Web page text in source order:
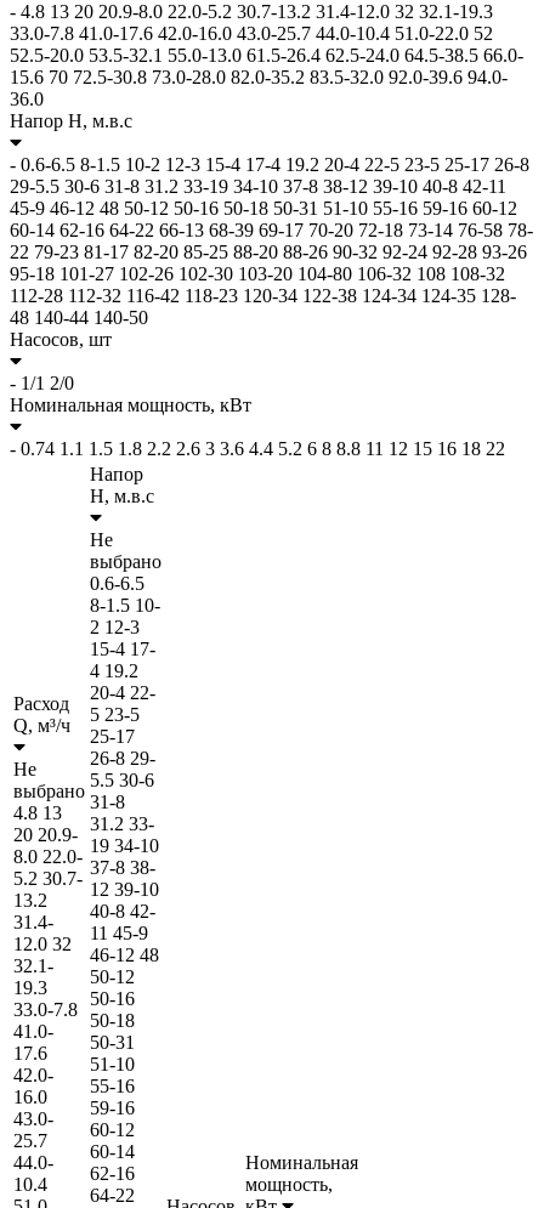
- 4.8 13 20 20.9-8.0 22.0-5.2 30.7-13.2 31.4-12.0 32 32.1-19.3
33.0-7.8 41.0-17.6 42.0-16.0 43.0-25.7 44.0-10.4 51.0-22.0 52
52.5-20.0 53.5-32.1 55.0-13.0 61.5-26.4 62.5-24.0 64.5-38.5 66.0-
15.6 70 72.5-30.8 73.0-28.0 82.0-35.2 83.5-32.0 92.0-39.6 94.0-
36.0
Напор H, м.в.с
- 0.6-6.5 8-1.5 10-2 12-3 15-4 17-4 19.2 20-4 22-5 23-5 25-17 26-8
29-5.5 30-6 31-8 31.2 33-19 34-10 37-8 38-12 39-10 40-8 42-11
45-9 46-12 48 50-12 50-16 50-18 50-31 51-10 55-16 59-16 60-12
60-14 62-16 64-22 66-13 68-39 69-17 70-20 72-18 73-14 76-58 78-
22 79-23 81-17 82-20 85-25 88-20 88-26 90-32 92-24 92-28 93-26
95-18 101-27 102-26 102-30 103-20 104-80 106-32 108 108-32
112-28 112-32 116-42 118-23 120-34 122-38 124-34 124-35 128-
48 140-44 140-50
Насосов, шт
- 1/1 2/0
Номинальная мощность, кВт
- 0.74 1.1 1.5 1.8 2.2 2.6 3 3.6 4.4 5.2 6 8 8.8 11 12 15 16 18 22
Расход
Q, м³/ч
Не
выбрано
4.8 13
20 20.9-
8.0 22.0-
5.2 30.7-
13.2
31.4-
12.0 32
32.1-
19.3
33.0-7.8
41.0-
17.6
42.0-
16.0
43.0-
25.7
44.0-
10.4
Напор
H, м.в.с
Не
выбрано
0.6-6.5
8-1.5 10-
2 12-3
15-4 17-
4 19.2
20-4 22-
5 23-5
25-17
26-8 29-
5.5 30-6
31-8
31.2 33-
19 34-10
37-8 38-
12 39-10
40-8 42-
11 45-9
46-12 48
50-12
50-16
50-18
50-31
51-10
55-16
59-16
60-12
60-14
62-16
64-22
Номинальная
мощность,